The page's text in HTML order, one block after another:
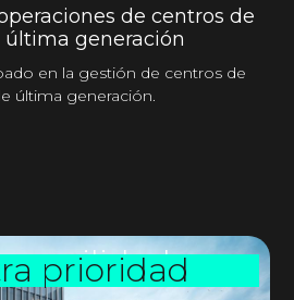
de centros de
última generación
en la gestión de centros de
última generación.
prioridad